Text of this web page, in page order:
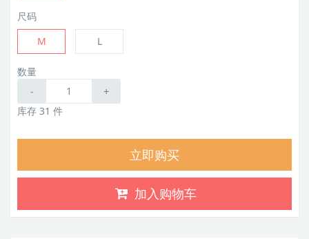
尺码
M
L
数量
- +
库存 31 件
立即购买
加入购物车